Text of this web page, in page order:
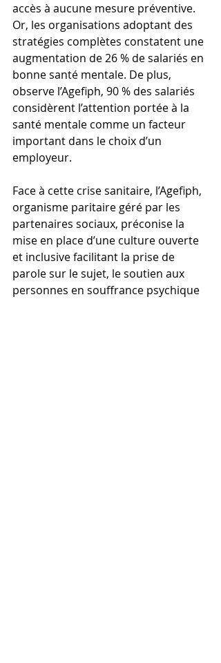
accès à aucune mesure préventive.
Or, les organisations adoptant des
stratégies complètes constatent une
augmentation de 26 % de salariés en
bonne santé mentale. De plus,
observe l’Agefiph, 90 % des salariés
considèrent l’attention portée à la
santé mentale comme un facteur
important dans le choix d’un
employeur.
Face à cette crise sanitaire, l’Agefiph,
organisme paritaire géré par les
partenaires sociaux, préconise la
mise en place d’une culture ouverte
et inclusive facilitant la prise de
parole sur le sujet, le soutien aux
personnes en souffrance psychique